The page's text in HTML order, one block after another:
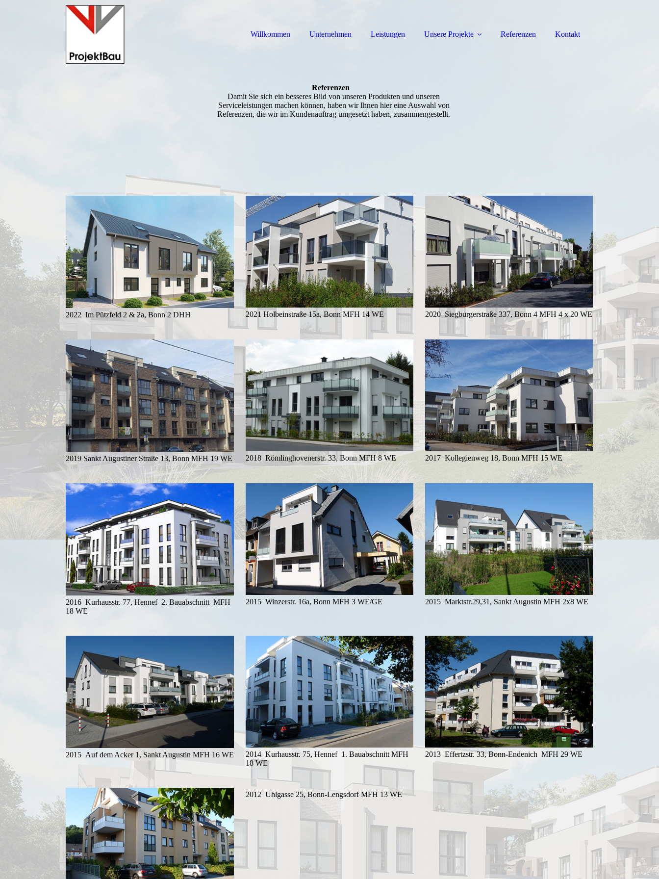
Willkommen Unternehmen Leistungen Unsere Projekte Referenzen Kontakt
Referenzen
Damit Sie sich ein besseres Bild von unseren Produkten und unseren
Serviceleistungen machen können, haben wir Ihnen hier eine Auswahl von
Referenzen, die wir im Kundenauftrag umgesetzt haben, zusammengestellt.
2022 Im Pützfeld 2 & 2a, Bonn 2 DHH 2021 Holbeinstraße 15a, Bonn MFH 14 WE 2020 Siegburgerstraße 337, Bonn 4 MFH 4 x 20 WE
2019 Sankt Augustiner Straße 13, Bonn MFH 19 WE 2018 Römlinghovenerstr. 33, Bonn MFH 8 WE 2017 Kollegienweg 18, Bonn MFH 15 WE
2016 Kurhausstr. 77, Hennef 2. Bauabschnitt MFH
18 WE
2015 Winzerstr. 16a, Bonn MFH 3 WE/GE 2015 Marktstr.29,31, Sankt Augustin MFH 2x8 WE
2015 Auf dem Acker 1, Sankt Augustin MFH 16 WE
2014 Kurhausstr. 75, Hennef 1. Bauabschnitt MFH
18 WE
2013 Effertzstr. 33, Bonn-Endenich MFH 29 WE
2012 Uhlgasse 25, Bonn-Lengsdorf MFH 13 WE